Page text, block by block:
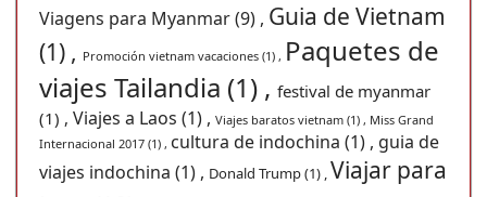
Viagens para Myanmar (9) , Guia de Vietnam
(1) , Promoción vietnam vacaciones (1) , Paquetes de
viajes Tailandia (1) , festival de myanmar
(1) , Viajes a Laos (1) , Viajes baratos vietnam (1) , Miss Grand
Internacional 2017 (1) , cultura de indochina (1) , guia de
viajes indochina (1) , Donald Trump (1) ,Viajar para